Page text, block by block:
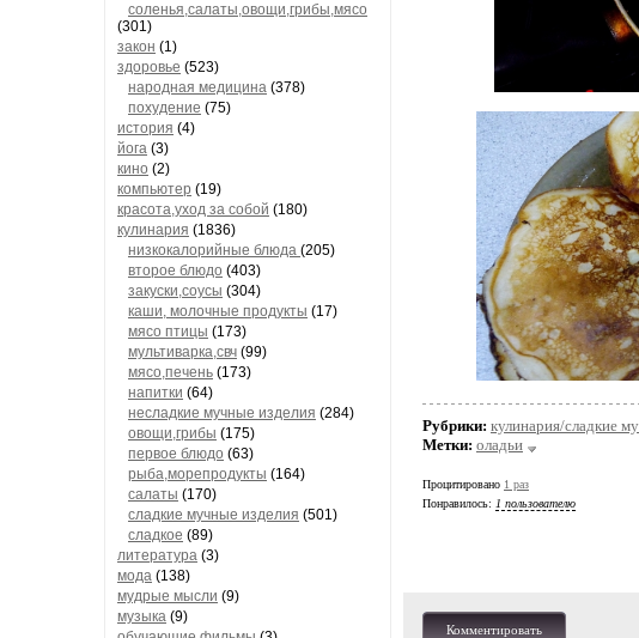
соленья,салаты,овощи,грибы,мясо
(301)
закон (1)
здоровье (523)
народная медицина (378)
похудение (75)
история (4)
йога (3)
кино (2)
компьютер (19)
красота,уход за собой (180)
кулинария (1836)
низкокалорийные блюда (205)
второе блюдо (403)
закуски,соусы (304)
каши, молочные продукты (17)
мясо птицы (173)
мультиварка,свч (99)
мясо,печень (173)
напитки (64)
несладкие мучные изделия (284)
овощи,грибы (175)
первое блюдо (63)
рыба,морепродукты (164)
салаты (170)
сладкие мучные изделия (501)
сладкое (89)
литература (3)
мода (138)
мудрые мысли (9)
музыка (9)
Рубрики: кулинария/сладкие
Метки: оладьи
Процитировано 1 раз
Понравилось: 1 пользователю
Комментировать